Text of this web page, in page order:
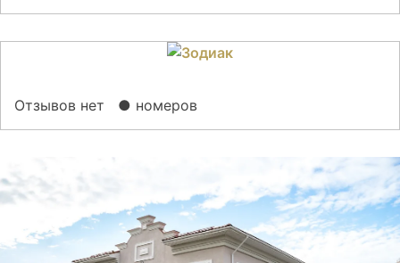
Отзывов нет ● номеров